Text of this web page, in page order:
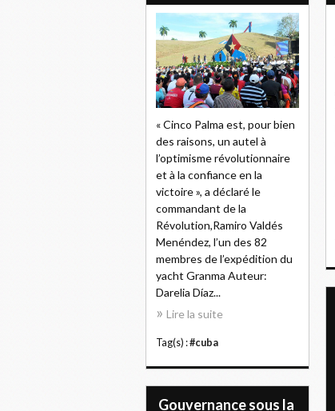
« Cinco Palma est, pour bien
des raisons, un autel à
l’optimisme révolutionnaire
et à la confiance en la
victoire », a déclaré le
commandant de la
Révolution,Ramiro Valdés
Menéndez, l’un des 82
membres de l’expédition du
yacht Granma Auteur:
Darelia Díaz...
Lire la suite
Tag(s) :#cuba
Gouvernance sous la